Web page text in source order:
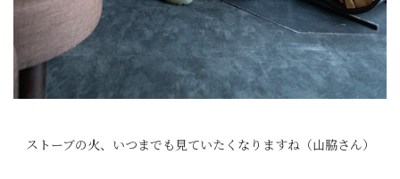
ストーブの火、いつまでも見ていたくなりますね（山脇さん）